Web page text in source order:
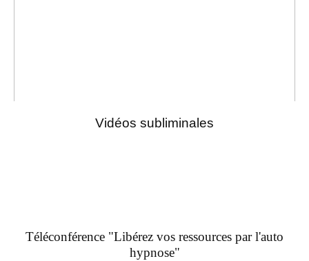
Vidéos subliminales
Téléconférence "Libérez vos ressources par l'auto
hypnose"